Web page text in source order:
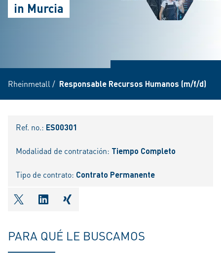
in Murcia
Rheinmetall / Responsable Recursos Humanos (m/f/d)
Ref. no.: ES00301
Modalidad de contratación: Tiempo Completo
Tipo de contrato: Contrato Permanente
shareOntwitter
shareOnlinkedIn
shareOnxing
PARA QUÉ LE BUSCAMOS